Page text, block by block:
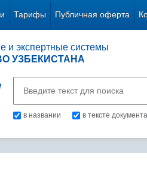
Тарифы Публичная оферта
и экспертные системы
УЗБЕКИСТАНА
в названии в тексте документа